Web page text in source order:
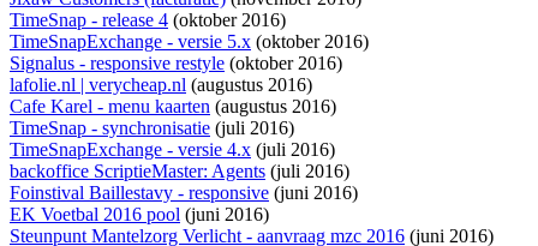
TimeSnap - release 4 (oktober 2016)
TimeSnapExchange - versie 5.x (oktober 2016)
Signalus - responsive restyle (oktober 2016)
lafolie.nl | verycheap.nl (augustus 2016)
Cafe Karel - menu kaarten (augustus 2016)
TimeSnap - synchronisatie (juli 2016)
TimeSnapExchange - versie 4.x (juli 2016)
backoffice ScriptieMaster: Agents (juli 2016)
Foinstival Baillestavy - responsive (juni 2016)
EK Voetbal 2016 pool (juni 2016)
Steunpunt Mantelzorg Verlicht - aanvraag mzc 2016 (juni 2016)